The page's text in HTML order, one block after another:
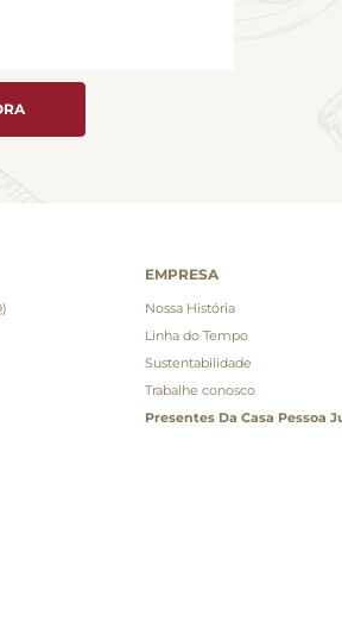
EMPRESA
Nossa História
Linha do Tempo
Sustentabilidade
Trabalhe conosco
Presentes Da Casa Pessoa